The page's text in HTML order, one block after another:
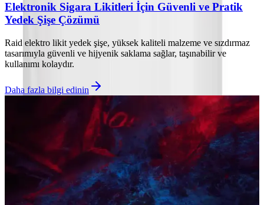
Elektronik Sigara Likitleri İçin Güvenli ve Pratik
Yedek Şişe Çözümü
Raid elektro likit yedek şişe, yüksek kaliteli malzeme ve sızdırmaz
tasarımıyla güvenli ve hijyenik saklama sağlar, taşınabilir ve
kullanımı kolaydır.
Daha fazla bilgi edinin